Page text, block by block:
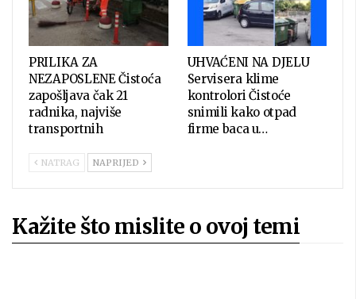
PRILIKA ZA
NEZAPOSLENE Čistoća
zapošljava čak 21
radnika, najviše
transportnih
UHVAĆENI NA DJELU
Servisera klime
kontrolori Čistoće
snimili kako otpad
firme baca u…
NATRAG NAPRIJED
Kažite što mislite o ovoj temi